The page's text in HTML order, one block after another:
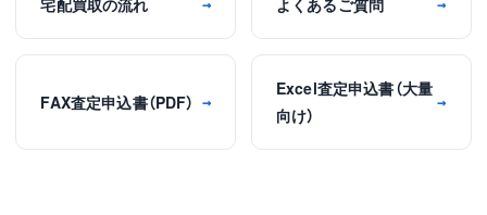
宅配買取の流れ → よくあるご質問 →
FAX査定申込書（PDF） →
Excel査定申込書（大量
向け）
→